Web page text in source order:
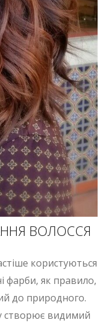
ВОЛОССЯ
користуються
фарби, як правило,
до природного.
створює видимий